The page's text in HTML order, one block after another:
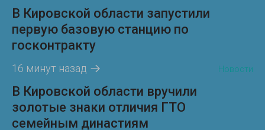
В Кировской области запустили
первую базовую станцию по
госконтракту
16 минут назад Новости
В Кировской области вручили
золотые знаки отличия ГТО
семейным династиям